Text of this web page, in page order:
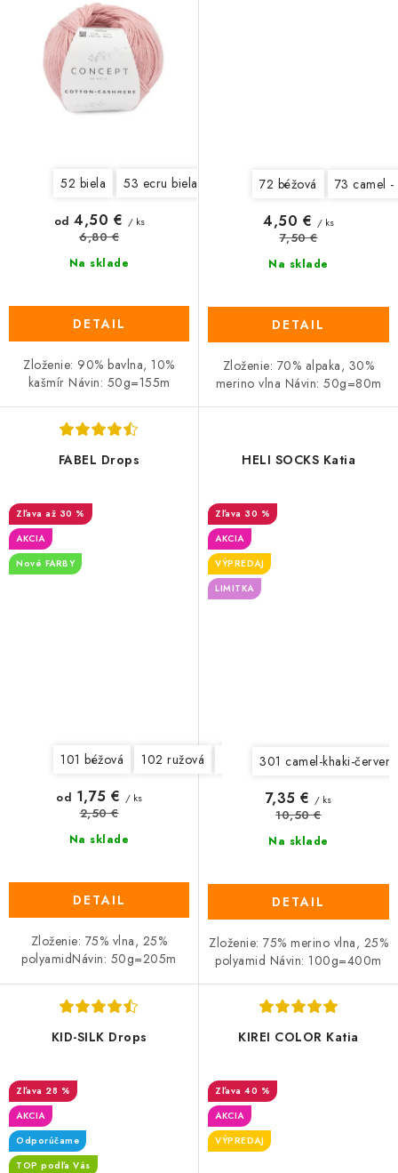
52 biela 53 ecru biela 54 béžová 55 camel 56
Na sklade
od 4,50 € / ks
6,80 €
DETAIL
Zloženie: 90% bavlna, 10%
kašmír Návin: 50g=155m
72 béžová 73 camel -
Na sklade
4,50 € / ks
7,50 €
DETAIL
Zloženie: 70% alpaka, 30%
merino vlna Návin: 50g=80m
FABEL Drops
až 30 %
AKCIA
Nové FARBY
101 béžová 102 ružová 103 šedomodrá 104
Na sklade
od 1,75 € / ks
2,50 €
DETAIL
Zloženie: 75% vlna, 25%
polyamidNávin: 50g=205m
HELI SOCKS Katia
30 %
AKCIA
VÝPREDAJ
LIMITKA
301 camel-khaki-červená
Na sklade
7,35 € / ks
10,50 €
DETAIL
Zloženie: 75% merino vlna, 25%
polyamid Návin: 100g=400m
KID-SILK Drops
28 %
AKCIA
Odporúčame
TOP podľa Vás
KIREI COLOR Katia
40 %
AKCIA
VÝPREDAJ